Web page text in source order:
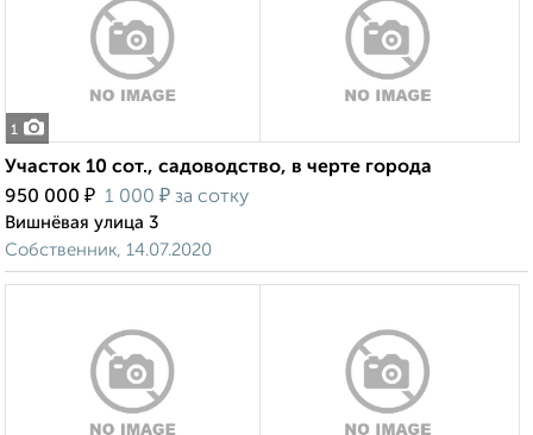
1
Участок 10 сот., садоводство, в черте города
950 000 ₽ 1 000 ₽ за сотку
Вишнёвая улица 3
Собственник, 14.07.2020